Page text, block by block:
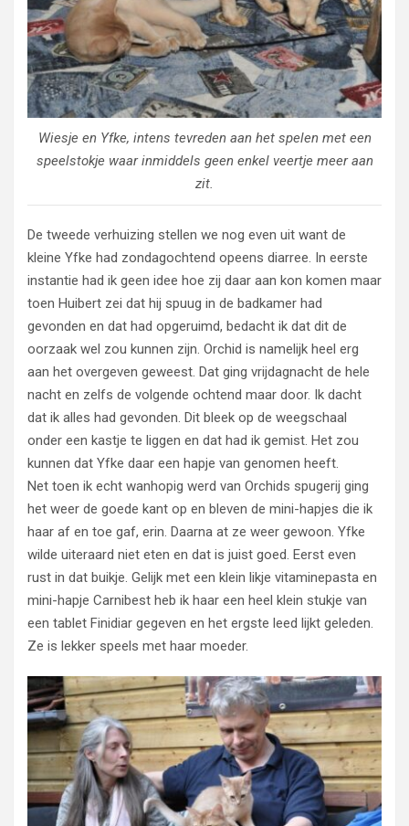
Wiesje en Yfke, intens tevreden aan het spelen met een
speelstokje waar inmiddels geen enkel veertje meer aan
zit.
De tweede verhuizing stellen we nog even uit want de
kleine Yfke had zondagochtend opeens diarree. In eerste
instantie had ik geen idee hoe zij daar aan kon komen maar
toen Huibert zei dat hij spuug in de badkamer had
gevonden en dat had opgeruimd, bedacht ik dat dit de
oorzaak wel zou kunnen zijn. Orchid is namelijk heel erg
aan het overgeven geweest. Dat ging vrijdagnacht de hele
nacht en zelfs de volgende ochtend maar door. Ik dacht
dat ik alles had gevonden. Dit bleek op de weegschaal
onder een kastje te liggen en dat had ik gemist. Het zou
kunnen dat Yfke daar een hapje van genomen heeft.
Net toen ik echt wanhopig werd van Orchids spugerij ging
het weer de goede kant op en bleven de mini-hapjes die ik
haar af en toe gaf, erin. Daarna at ze weer gewoon. Yfke
wilde uiteraard niet eten en dat is juist goed. Eerst even
rust in dat buikje. Gelijk met een klein likje vitaminepasta en
mini-hapje Carnibest heb ik haar een heel klein stukje van
een tablet Finidiar gegeven en het ergste leed lijkt geleden.
Ze is lekker speels met haar moeder.